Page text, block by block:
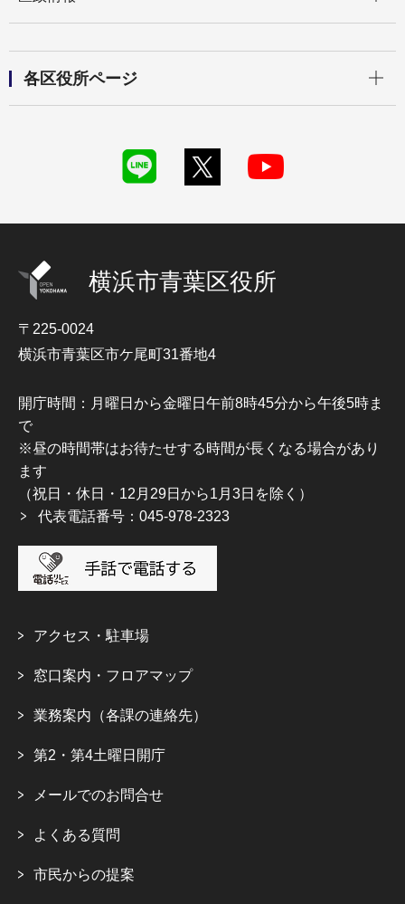
各区役所ページ
横浜市青葉区役所
〒225-0024
横浜市青葉区市ケ尾町31番地4
開庁時間：月曜日から金曜日午前8時45分から午後5時ま
で
※昼の時間帯はお待たせする時間が長くなる場合があり
ます
（祝日・休日・12月29日から1月3日を除く）
代表電話番号：045-978-2323
アクセス・駐車場
窓口案内・フロアマップ
業務案内（各課の連絡先）
第2・第4土曜日開庁
メールでのお問合せ
よくある質問
市民からの提案